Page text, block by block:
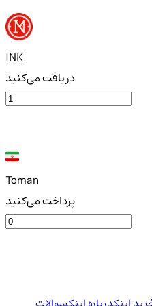
INK
دریافت می‌کنید
Toman
پرداخت می‌کنید